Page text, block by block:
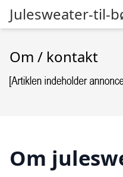
Julesweater-til-
Om / kontakt
Om